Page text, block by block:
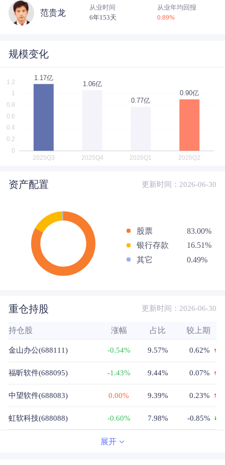
范贵龙
从业时间
6年153天
从业年均回报
0.89%
规模变化
资产配置 更新时间：2026-06-30
股票
83.00%
银行存款
16.51%
其它
0.49%
重仓持股 更新时间：2026-06-30
持仓股 涨幅 占比 较上期
金山办公(688111) -0.54% 9.57% 0.62%
福昕软件(688095) -1.43% 9.44% 0.07%
中望软件(688083) 0.00% 9.39% 0.23%
虹软科技(688088) -0.60% 7.98% -0.85%
-0.85%
展开